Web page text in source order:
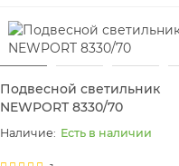
Подвесной светильник
NEWPORT 8330/70
Есть в наличии